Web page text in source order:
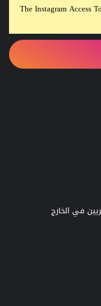
The Instagram Access
في الخارج